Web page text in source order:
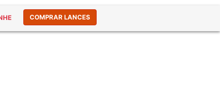
COMPRAR LANCES